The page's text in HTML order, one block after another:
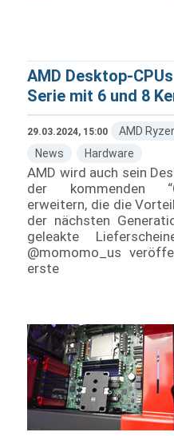
AMD Desktop-
Serie mit 6 und 8
29.03.2024, 15:00 AMD
News
Hardware
AMD wird auch sein
der kommenden
erweitern, die die
der nächsten
geleakte
@momomo_us
erste